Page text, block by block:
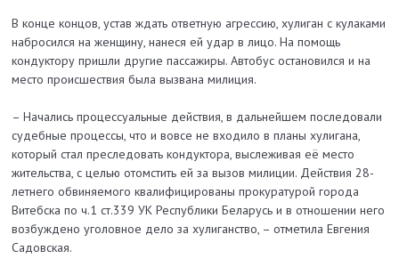
В конце концов, устав ждать ответную агрессию, хулиган с кулаками
набросился на женщину, нанеся ей удар в лицо. На помощь
кондуктору пришли другие пассажиры. Автобус остановился и на
место происшествия была вызвана милиция.
– Начались процессуальные действия, в дальнейшем последовали
судебные процессы, что и вовсе не входило в планы хулигана,
который стал преследовать кондуктора, выслеживая её место
жительства, с целью отомстить ей за вызов милиции. Действия 28-
летнего обвиняемого квалифицированы прокуратурой города
Витебска по ч.1 ст.339 УК Республики Беларусь и в отношении него
возбуждено уголовное дело за хулиганство, – отметила Евгения
Садовская.